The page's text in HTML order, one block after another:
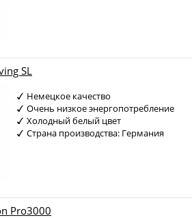
SL
Немецкое качество
Очень низкое энергопотребление
Холодный белый цвет
Страна производства: Германия
Pro3000